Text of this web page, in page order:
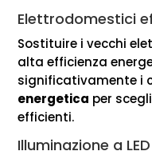
Elettrodomestici
Sostituire i vecchi
alta efficienza
significativamente i
energetica per
efficienti.
Illuminazione a LED